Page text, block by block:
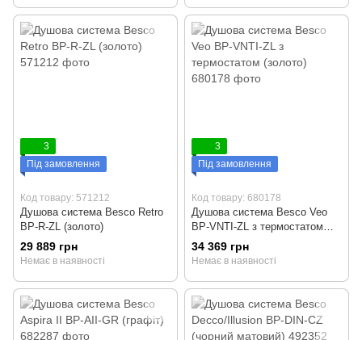
3
Під замовлення
Код товару: 571212
Душова система Besco Retro
BP-R-ZL (золото)
29 889 грн
Немає в наявності
3
Під замовлення
Код товару: 680178
Душова система Besco Veo
BP-VNTI-ZL з термостатом
(золото)
34 369 грн
Немає в наявності